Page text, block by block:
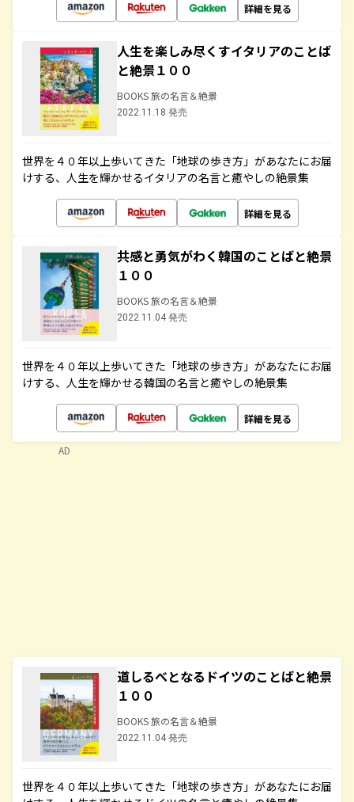
詳細を見る
人生を楽しみ尽くすイタリアのことば
と絶景１００
BOOKS 旅の名言＆絶景
2022.11.18 発売
世界を４０年以上歩いてきた「地球の歩き方」があなたにお届
けする、人生を輝かせるイタリアの名言と癒やしの絶景集
詳細を見る
共感と勇気がわく韓国のことばと絶景
１００
BOOKS 旅の名言＆絶景
2022.11.04 発売
世界を４０年以上歩いてきた「地球の歩き方」があなたにお届
けする、人生を輝かせる韓国の名言と癒やしの絶景集
詳細を見る
道しるべとなるドイツのことばと絶景
１００
BOOKS 旅の名言＆絶景
2022.11.04 発売
世界を４０年以上歩いてきた「地球の歩き方」があなたにお届
AD